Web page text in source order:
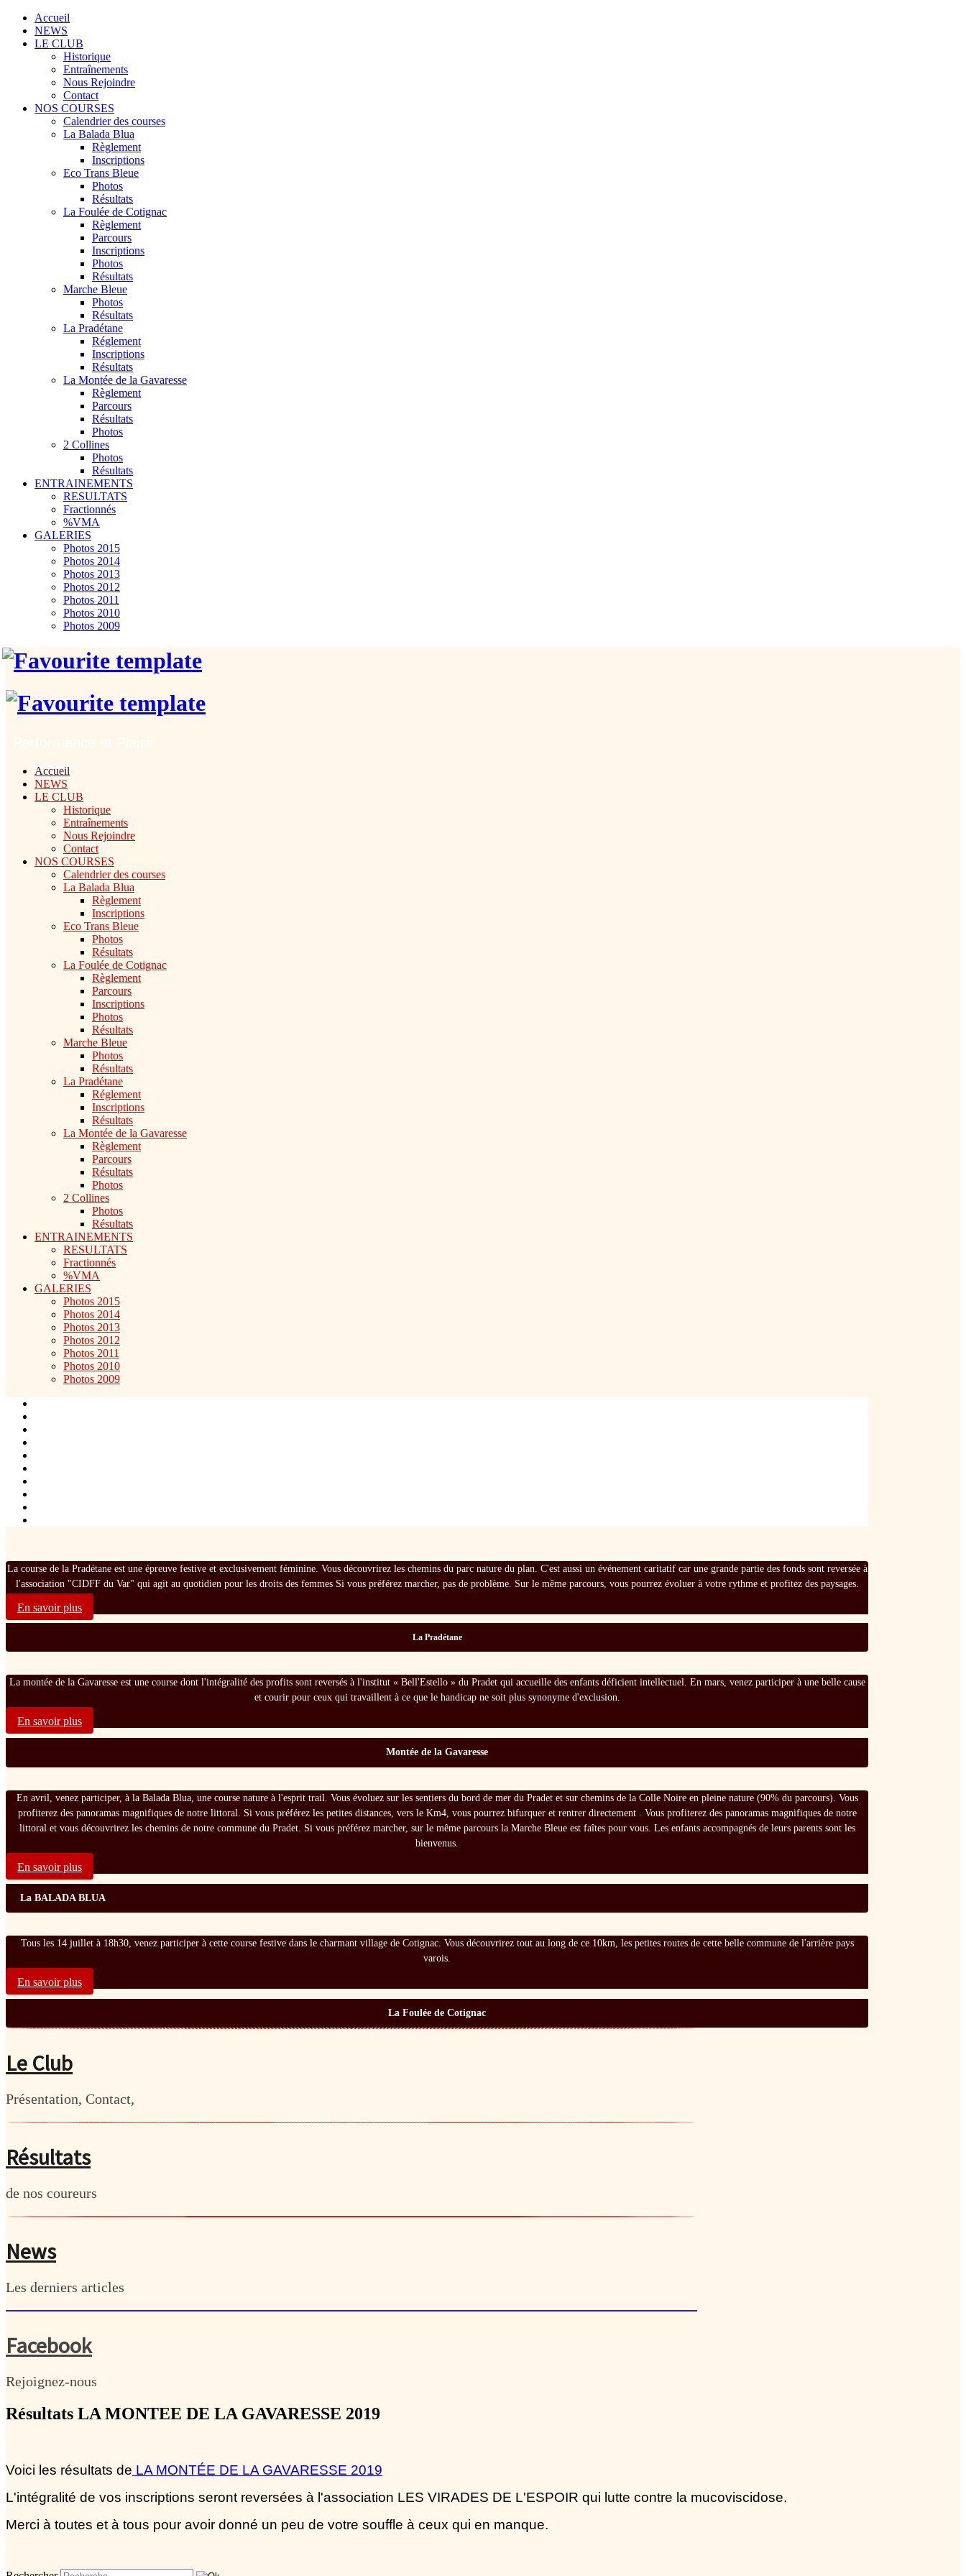
Accueil
NEWS
LE CLUB
Historique
Entraînements
Nous Rejoindre
Contact
NOS COURSES
Calendrier des courses
La Balada Blua
Règlement
Inscriptions
Eco Trans Bleue
Photos
Résultats
La Foulée de Cotignac
Règlement
Parcours
Inscriptions
Photos
Résultats
Marche Bleue
Photos
Résultats
La Pradétane
Réglement
Inscriptions
Résultats
La Montée de la Gavaresse
Règlement
Parcours
Résultats
Photos
2 Collines
Photos
Résultats
ENTRAINEMENTS
RESULTATS
Fractionnés
%VMA
GALERIES
Photos 2015
Photos 2014
Photos 2013
Photos 2012
Photos 2011
Photos 2010
Photos 2009
Accueil
NEWS
LE CLUB
Historique
Entraînements
Nous Rejoindre
Contact
NOS COURSES
Calendrier des courses
La Balada Blua
Règlement
Inscriptions
Eco Trans Bleue
Photos
Résultats
La Foulée de Cotignac
Règlement
Parcours
Inscriptions
Photos
Résultats
Marche Bleue
Photos
Résultats
La Pradétane
Réglement
Inscriptions
Résultats
La Montée de la Gavaresse
Règlement
Parcours
Résultats
Photos
2 Collines
Photos
Résultats
ENTRAINEMENTS
RESULTATS
Fractionnés
%VMA
GALERIES
Photos 2015
Photos 2014
Photos 2013
Photos 2012
Photos 2011
Photos 2010
Photos 2009
La course de la Pradétane est une épreuve festive et exclusivement féminine. Vous découvrirez les chemins du parc nature du plan. C'est aussi un événement caritatif car une grande partie des fonds sont reversée à
l'association "CIDFF du Var" qui agit au quotidien pour les droits des femmes Si vous préférez marcher, pas de problème. Sur le même parcours, vous pourrez évoluer à votre rythme et profitez des paysages.
En savoir plus
La Pradétane
La montée de la Gavaresse est une course dont l'intégralité des profits sont reversés à l'institut « Bell'Estello » du Pradet qui accueille des enfants déficient intellectuel. En mars, venez participer à une belle cause
et courir pour ceux qui travaillent à ce que le handicap ne soit plus synonyme d'exclusion.
En savoir plus
Montée de la Gavaresse
En avril, venez participer, à la Balada Blua, une course nature à l'esprit trail. Vous évoluez sur les sentiers du bord de mer du Pradet et sur chemins de la Colle Noire en pleine nature (90% du parcours). Vous
profiterez des panoramas magnifiques de notre littoral. Si vous préférez les petites distances, vers le Km4, vous pourrez bifurquer et rentrer directement . Vous profiterez des panoramas magnifiques de notre
littoral et vous découvrirez les chemins de notre commune du Pradet. Si vous préférez marcher, sur le même parcours la Marche Bleue est faîtes pour vous. Les enfants accompagnés de leurs parents sont les
bienvenus.
En savoir plus
La BALADA BLUA
Tous les 14 juillet à 18h30, venez participer à cette course festive dans le charmant village de Cotignac. Vous découvrirez tout au long de ce 10km, les petites routes de cette belle commune de l'arrière pays
varois.
En savoir plus
La Foulée de Cotignac
Le Club
Présentation, Contact,
Résultats
de nos coureurs
News
Les derniers articles
Facebook
Rejoignez-nous
Résultats LA MONTEE DE LA GAVARESSE 2019
Voici les résultats de LA MONTÉE DE LA GAVARESSE 2019
L'intégralité de vos inscriptions seront reversées à l'association LES VIRADES DE L'ESPOIR qui lutte contre la mucoviscidose.
Merci à toutes et à tous pour avoir donné un peu de votre souffle à ceux qui en manque.